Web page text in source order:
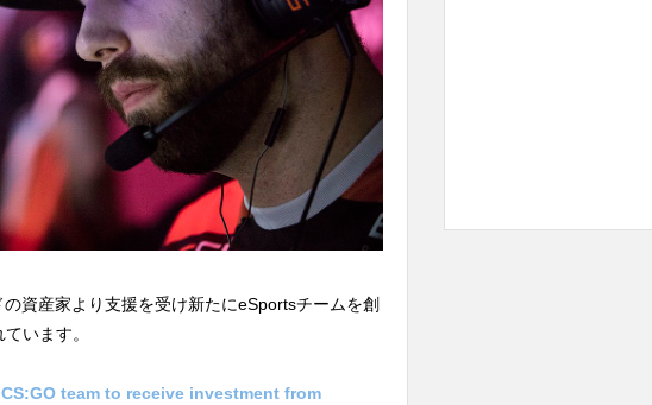
資産家より支援を受け新たにeSportsチームを創
います。
team to receive investment from